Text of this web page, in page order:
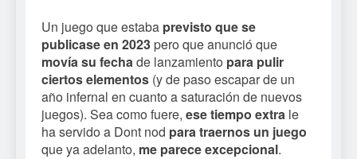
Un juego que estaba previsto que se
publicase en 2023 pero que anunció que
movía su fechade lanzamiento para pulir
ciertos elementos (y de paso escapar de un
año infernal en cuanto a saturación de nuevos
juegos). Sea como fuere, ese tiempo extra le
ha servido a Dont nod para traernos un juego
que ya adelanto, me parece excepcional.